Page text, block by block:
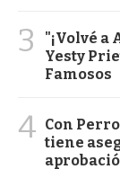
3
"¡Volvé a
Yesty
Famosos
4 Con
tiene